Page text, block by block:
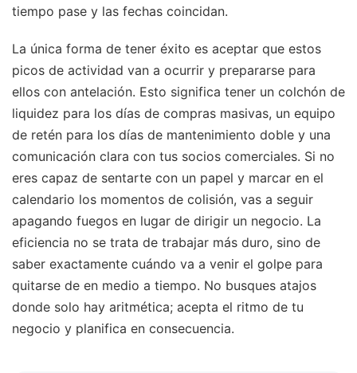
tiempo pase y las fechas coincidan.
La única forma de tener éxito es aceptar que estos
picos de actividad van a ocurrir y prepararse para
ellos con antelación. Esto significa tener un colchón de
liquidez para los días de compras masivas, un equipo
de retén para los días de mantenimiento doble y una
comunicación clara con tus socios comerciales. Si no
eres capaz de sentarte con un papel y marcar en el
calendario los momentos de colisión, vas a seguir
apagando fuegos en lugar de dirigir un negocio. La
eficiencia no se trata de trabajar más duro, sino de
saber exactamente cuándo va a venir el golpe para
quitarse de en medio a tiempo. No busques atajos
donde solo hay aritmética; acepta el ritmo de tu
negocio y planifica en consecuencia.